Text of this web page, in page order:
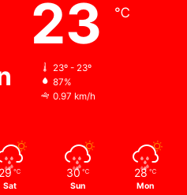
23 ℃
23º - 23º
87%
0.97 km/h
29 ℃
Sat
30 ℃
Sun
28 ℃
Mon